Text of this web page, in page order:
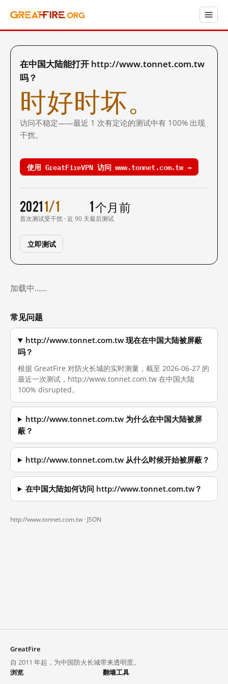
在中国大陆能打开 http://www.tonnet.com.tw
吗？
时好时坏。
访问不稳定——最近 1 次有定论的测试中有 100% 出现
干扰。
使用 GreatFireVPN 访问 www.tonnet.com.tw →
2021
首次测试
1/1
受干扰 · 近 90 天
1 个月前
最后测试
立即测试
加载中……
常见问题
http://www.tonnet.com.tw 现在在中国大陆被屏蔽
吗？
根据 GreatFire 对防火长城的实时测量，截至 2026-06-27 的
最近一次测试，http://www.tonnet.com.tw 在中国大陆
100% disrupted。
http://www.tonnet.com.tw 为什么在中国大陆被屏
蔽？
http://www.tonnet.com.tw 从什么时候开始被屏蔽？
在中国大陆如何访问 http://www.tonnet.com.tw？
http://www.tonnet.com.tw · JSON
GreatFire
自 2011 年起，为中国防火长城带来透明度。
浏览
翻墙工具